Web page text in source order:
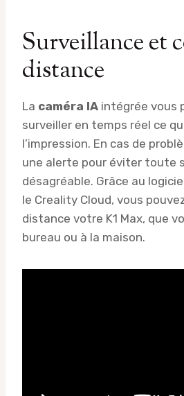
Surveillance et
distance
La caméra IA intégrée vous
surveiller en temps réel ce
l’impression. En cas de
une alerte pour éviter toute
désagréable. Grâce au
le Creality Cloud, vous
distance votre K1 Max, que
bureau ou à la maison.